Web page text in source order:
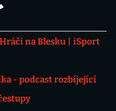
Hráči na Blesku
iSport
- podcast rozbíjející